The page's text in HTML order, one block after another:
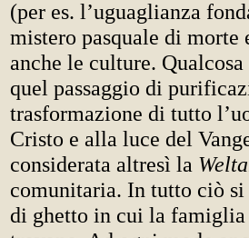
(per es. l’uguaglianza
mistero pasquale di
anche le culture.
quel passaggio di
trasformazione di tutto
Cristo e alla luce del
considerata altresì la
comunitaria. In tutto ciò
di ghetto in cui la famiglia